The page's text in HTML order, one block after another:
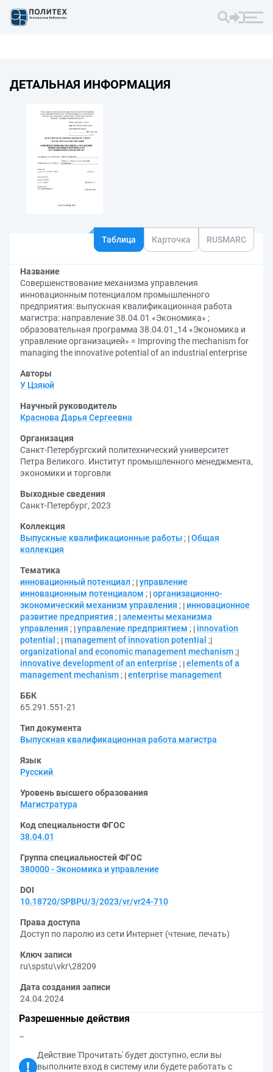
ДЕТАЛЬНАЯ ИНФОРМАЦИЯ
Таблица Карточка RUSMARC
Название
Совершенствование механизма управления
инновационным потенциалом промышленного
предприятия: выпускная квалификационная работа
магистра: направление 38.04.01 «Экономика» ;
образовательная программа 38.04.01_14 «Экономика и
управление организацией» = Improving the mechanism for
managing the innovative potential of an industrial enterprise
Авторы
У Цзяюй
Научный руководитель
Краснова Дарья Сергеевна
Организация
Санкт-Петербургский политехнический университет
Петра Великого. Институт промышленного менеджмента,
экономики и торговли
Выходные сведения
Санкт-Петербург, 2023
Коллекция
Выпускные квалификационные работы ; Общая
коллекция
Тематика
инновационный потенциал ; управление
инновационным потенциалом ; организационно-
экономический механизм управления ;
инновационное
развитие предприятия ; элементы механизма
управления ; управление предприятием ;
innovation
potential ; management of innovation potential ;
organizational and economic management mechanism ;
innovative development of an enterprise ; elements of a
management mechanism ; enterprise management
ББК
65.291.551-21
Тип документа
Выпускная квалификационная работа магистра
Язык
Русский
Уровень высшего образования
Магистратура
Код специальности ФГОС
38.04.01
Группа специальностей ФГОС
380000 - Экономика и управление
DOI
10.18720/SPBPU/3/2023/vr/vr24-710
Права доступа
Доступ по паролю из сети Интернет (чтение, печать)
Ключ записи
ru\spstu\vkr\28209
Дата создания записи
24.04.2024
Разрешенные действия
–
Действие 'Прочитать' будет доступно, если вы
выполните вход в систему или будете работать с